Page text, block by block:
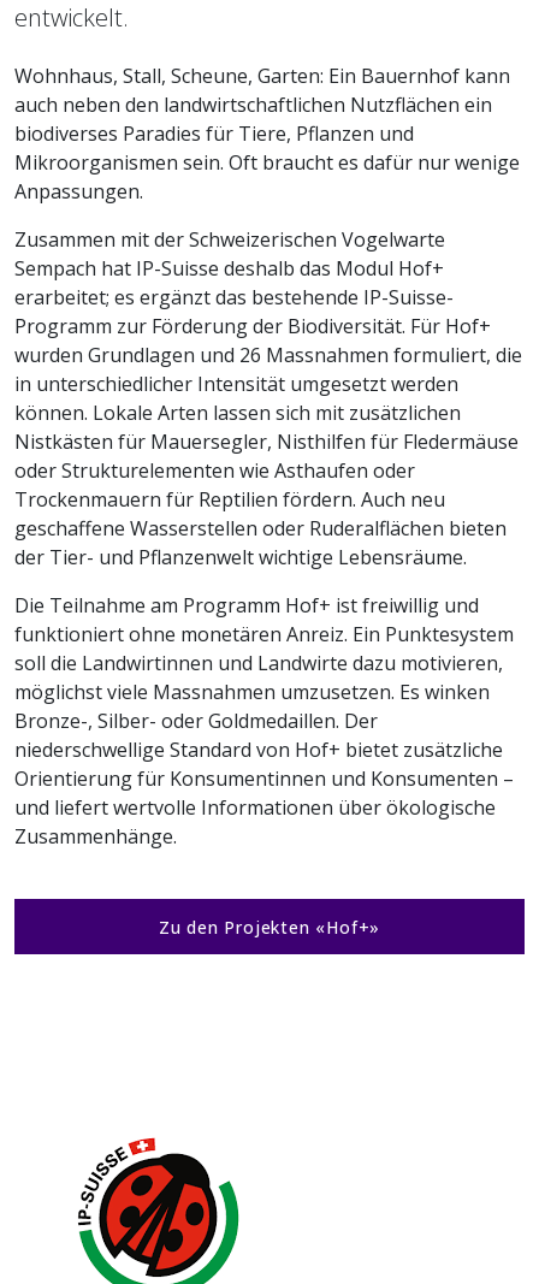
entwickelt.
Wohnhaus, Stall, Scheune, Garten: Ein Bauernhof kann
auch neben den landwirtschaftlichen Nutzflächen ein
biodiverses Paradies für Tiere, Pflanzen und
Mikroorganismen sein. Oft braucht es dafür nur wenige
Anpassungen.
Zusammen mit der Schweizerischen Vogelwarte
Sempach hat IP-Suisse deshalb das Modul Hof+
erarbeitet; es ergänzt das bestehende IP-Suisse-
Programm zur Förderung der Biodiversität. Für Hof+
wurden Grundlagen und 26 Massnahmen formuliert, die
in unterschiedlicher Intensität umgesetzt werden
können. Lokale Arten lassen sich mit zusätzlichen
Nistkästen für Mauersegler, Nisthilfen für Fledermäuse
oder Strukturelementen wie Asthaufen oder
Trockenmauern für Reptilien fördern. Auch neu
geschaffene Wasserstellen oder Ruderalflächen bieten
der Tier- und Pflanzenwelt wichtige Lebensräume.
Die Teilnahme am Programm Hof+ ist freiwillig und
funktioniert ohne monetären Anreiz. Ein Punktesystem
soll die Landwirtinnen und Landwirte dazu motivieren,
möglichst viele Massnahmen umzusetzen. Es winken
Bronze-, Silber- oder Goldmedaillen. Der
niederschwellige Standard von Hof+ bietet zusätzliche
Orientierung für Konsumentinnen und Konsumenten –
und liefert wertvolle Informationen über ökologische
Zusammenhänge.
Zu den Projekten «Hof+»